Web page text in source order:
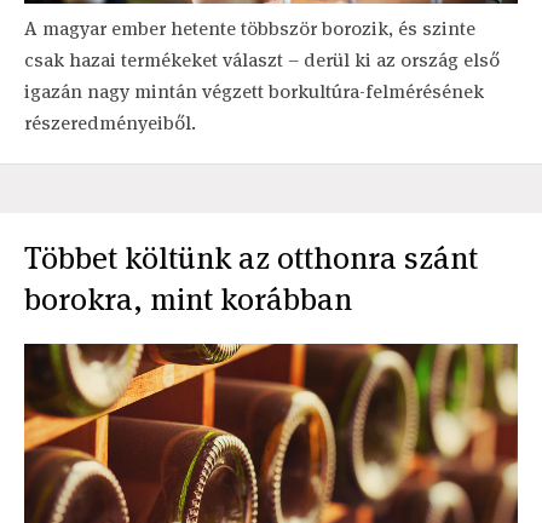
A magyar ember hetente többször borozik, és szinte
csak hazai termékeket választ – derül ki az ország első
igazán nagy mintán végzett borkultúra-felmérésének
részeredményeiből.
Többet költünk az otthonra szánt
borokra, mint korábban